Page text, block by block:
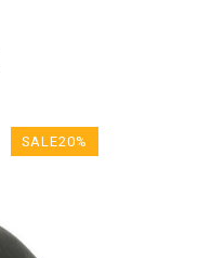
SALE20%